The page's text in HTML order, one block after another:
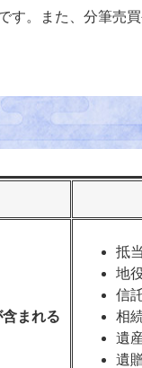
す。また、分筆売
まれる
抵
地
信
相
遺
遺